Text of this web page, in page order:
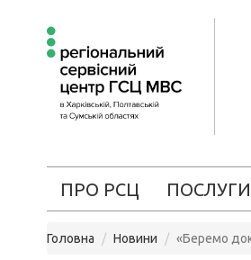
ПРО РСЦ ПОСЛУГИ
Головна Новини «Беремо